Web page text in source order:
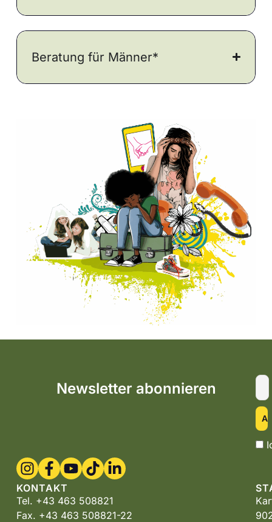
Beratung für Männer*
Newsletter abonnieren
KONTAKT
Tel. +43 463 508821
Fax. +43 463 508821-22